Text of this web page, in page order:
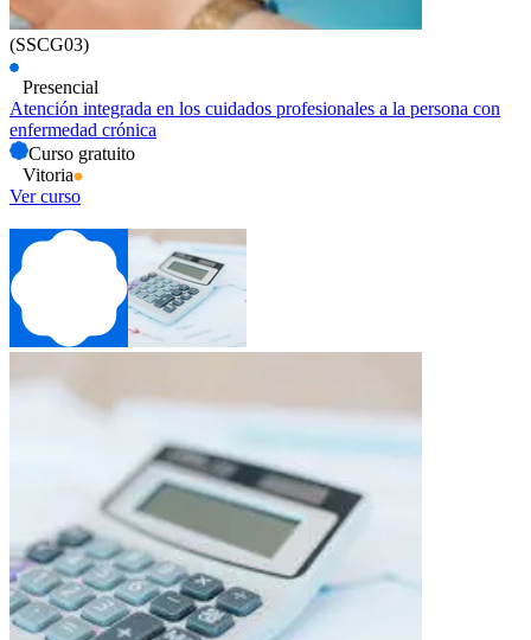
(SSCG03)
Presencial
Atención integrada en los cuidados profesionales a la persona con
enfermedad crónica
Curso gratuito
Vitoria
Ver curso